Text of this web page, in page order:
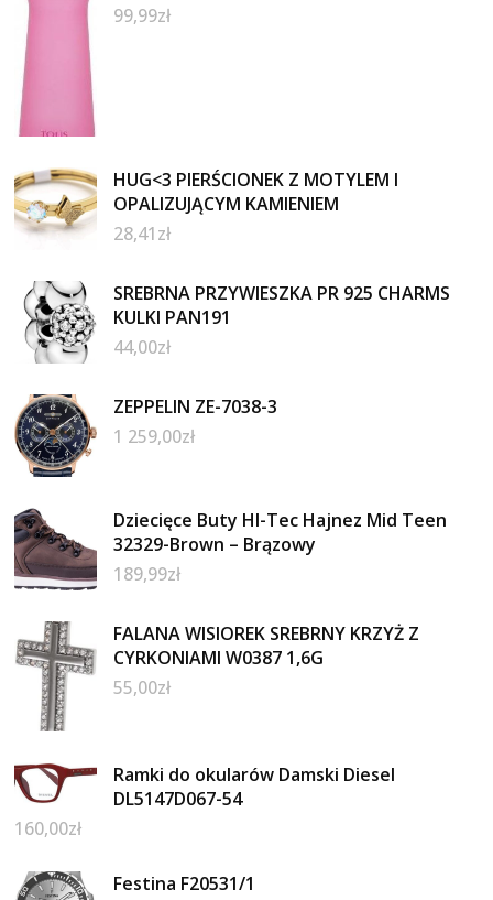
99,99zł
HUG<3 PIERŚCIONEK Z MOTYLEM I
OPALIZUJĄCYM KAMIENIEM
28,41zł
SREBRNA PRZYWIESZKA PR 925 CHARMS
KULKI PAN191
44,00zł
ZEPPELIN ZE-7038-3
1 259,00zł
Dziecięce Buty HI-Tec Hajnez Mid Teen
32329-Brown – Brązowy
189,99zł
FALANA WISIOREK SREBRNY KRZYŻ Z
CYRKONIAMI W0387 1,6G
55,00zł
Ramki do okularów Damski Diesel
DL5147D067-54
160,00zł
Festina F20531/1